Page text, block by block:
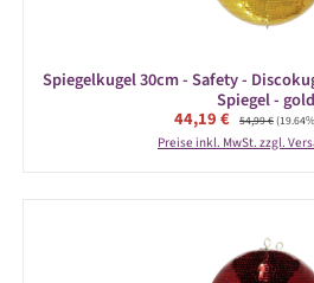
Spiegelkugel 30cm - Safety -
Spiegel - gold
Verkaufspreis:
44,19 € Regulärer Preis:
54,99 €
Preise inkl. MwSt. zzgl.